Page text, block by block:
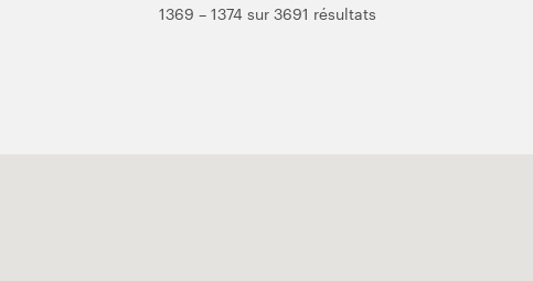
1369 – 1374 sur 3691 résultats